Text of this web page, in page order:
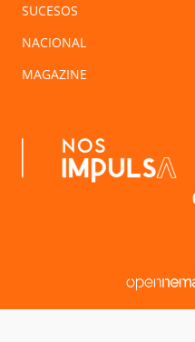
SUCESOS
NACIONAL
MAGAZINE